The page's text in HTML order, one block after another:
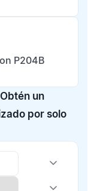
P204B
un
por solo